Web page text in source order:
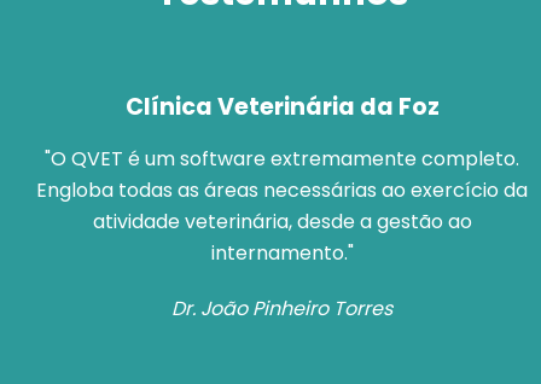
Clínica Veterinária da Foz
"O QVET é um software extremamente completo.
Engloba todas as áreas necessárias ao exercício da
atividade veterinária, desde a gestão ao
internamento."
Dr. João Pinheiro Torres